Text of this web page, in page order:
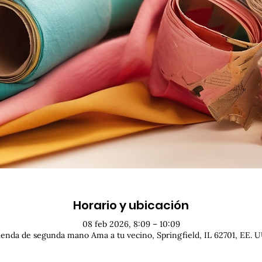
Horario y ubicación
08 feb 2026, 8:09 – 10:09
de segunda mano Ama a tu vecino, Springfield, IL 62701, EE.